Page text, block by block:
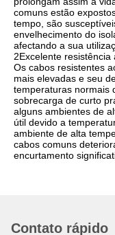
comuns estão
tempo, são
envelhecimento do
afectando a sua
2Excelente
Os cabos resistentes
mais elevadas e seu
temperaturas normais
sobrecarga de curto
alguns ambientes de
útil devido a
ambiente de alta
cabos comuns
encurtamento
Contato rápido